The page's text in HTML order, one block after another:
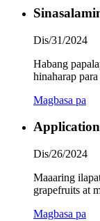
Dis/31/2024
Habang
hinaharap
Magbasa pa
Dis/26/2024
Maaaring
grapefruits at
Magbasa pa